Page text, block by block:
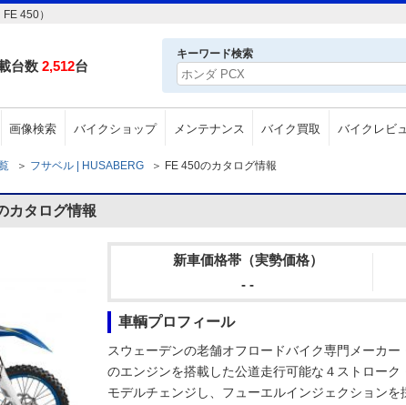
450）
台数 2,512台
キーワード検索
画像検索 バイクショップ メンテナンス バイク買取 バイクレビ
＞ フサベル | HUSABERG ＞ FE 450のカタログ情報
カタログ情報
新車価格帯（実勢価格）
- -
車輌プロフィール
スウェーデンの老舗オフロードバイク専門メーカ
のエンジンを搭載した公道走行可能な４ストロー
モデルチェンジし、フューエルインジェクションを